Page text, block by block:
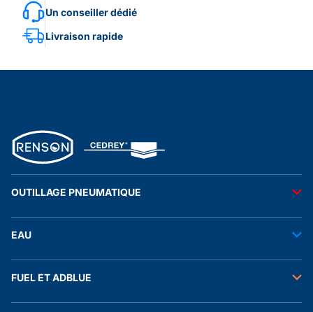
Un conseiller dédié
Livraison rapide
OUTILLAGE PNEUMATIQUE
Accessoires pneumatiques
EAU
Tuyaux
Raccords et autres accessoires
FUEL ET ADBLUE